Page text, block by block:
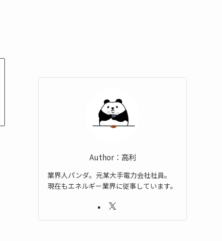
Author：高利
業界人パンダ。元某大手電力会社社員。
現在もエネルギー業界に従事しています。